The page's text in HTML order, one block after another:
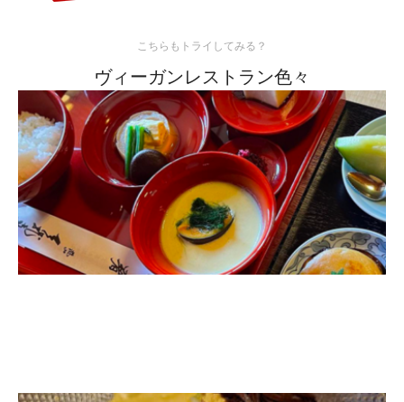
こちらもトライしてみる？
ヴィーガンレストラン色々